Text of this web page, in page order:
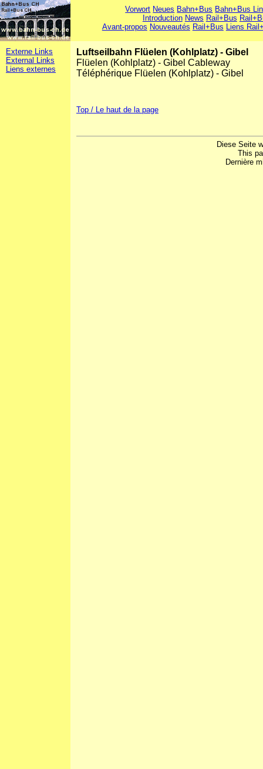
Vorwort Neues Bahn+Bus Bahn+Bus
Introduction News Rail+Bus
Avant-propos Nouveautés Rail+Bus Liens
Externe Links
External Links
Liens externes
Luftseilbahn Flüelen (Kohlplatz) - Gibel
Flüelen (Kohlplatz) - Gibel Cableway
Téléphérique Flüelen (Kohlplatz) - Gibel
Top / Le haut de la page
Diese Seite
This
Dernière